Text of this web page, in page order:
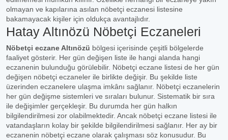
olmayan ve kapılarına asılan nöbetçi eczanesi listesine
bakamayacak kişiler için oldukça avantajlıdır.
Hatay Altınözü Nöbetçi Eczaneleri
Nöbetçi eczane Altınözü bölgesi içerisinde çeşitli bölgelerde
faaliyet gösterir. Her gün değişen liste ile hangi alanda hangi
eczanenin bulunduğu görülebilir. Nöbetçi eczane listesi de her gün
değişen nöbetçi eczaneler ile birlikte değişir. Bu şekilde liste
üzerinden eczanelere ulaşma imkânı sağlanır. Nöbetçi eczanelerin
her gün değişme sistemleri ve sıraları bulunur. Sistematik bir sıra
ile değişimler gerçekleşir. Bu durumda her gün halkın
bilgilendirilmesi zor olabilmektedir. Ancak nöbetçi eczane listesi ile
vatandaşların kolay bir şekilde bilgilendirilmesi sağlanır. Her ay bir
eczanenin nöbetçi eczane olarak çalışması söz konusudur. Bu